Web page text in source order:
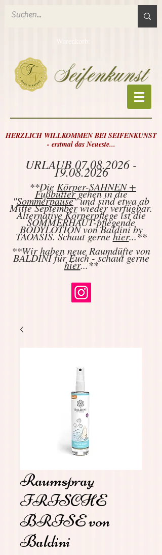
Warenkorb:
HERZLICH WILLKOMMEN BEI SEIFENKUNST
- erstmal das Neueste...
URLAUB07.08.2026 -
19.08.2026
**Die Körper-SAHNEN +
Fußbuttergehen in die
"Sommerpause" und sind etwa ab
Mitte September wieder verfügbar.
Alternative Körperpflege ist die
SOMMERHAUT-pflegende
BODYLOTION von Baldini by
TAOASIS. Schaut gernehier...**
**Wir haben neue Raumdüfte von
BALDINI für Euch - schaut gerne
hier...**
Raumspray
FRISCHE
BRISE von
Baldini